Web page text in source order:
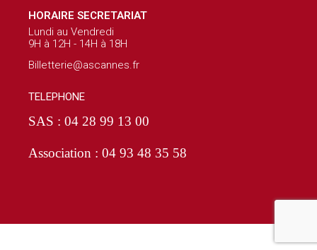
HORAIRE SECRETARIAT
Lundi au Vendredi
9H à 12H - 14H à 18H
Billetterie@ascannes.fr
TELEPHONE
SAS : 04 28 99 13 00
Association : 04 93 48 35 58